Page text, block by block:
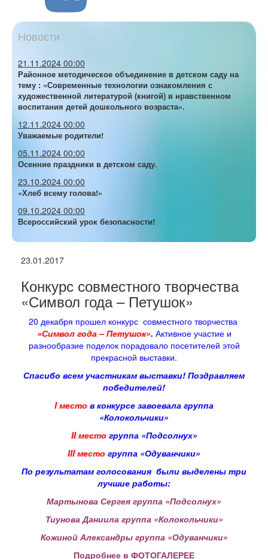
Новости
21.11.2024 00:00
Районное методическое объединение в детском саду на
тему : «Современные технологии ознакомления с
художественной литературой (книгой) в нравственном
воспитания детей дошкольного возраста».
12.11.2024 00:00
Уважаемые родители!
05.11.2024 00:00
Осенние праздники в детском саду.
23.10.2024 00:00
«Хлеб всему голова!»
09.10.2024 00:00
Всероссийский урок безопасности!
23.01.2017
Конкурс совместного творчества
«Символ года – Петушок»
20 декабря прошел конкурс совместного творчества
«Символ года – Петушок». Активное участие и
разнообразие поделок порадовало посетителей этой
прекрасной выставки.
Спасибо всем участникам выставки! Поздравляем
победителей!
Iместо в конкурсе завоевала группа
«Колокольчики»
IIместо группа «Подсолнух»
IIIместо группа «Одуванчики»
По результатам голосования были выделены три
лучшие работы:
Мартынова Сергея группа «Подсолнух»
Тиунова Даниила группа «Колокольчики»
Кожиной Александры группа «Одуванчики»
Подробнее в ФОТОГАЛЕРЕЕ